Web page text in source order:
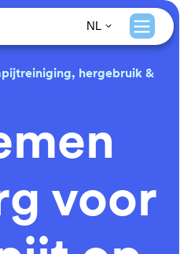
NL
hergebruik &
voor